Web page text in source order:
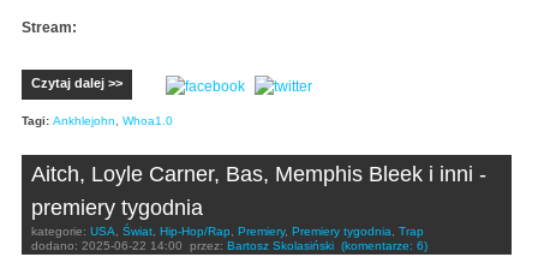
Stream:
Czytaj dalej >>
Tagi: Ankhlejohn Whoa1.0
Aitch, Loyle Carner, Bas, Memphis Bleek i inni -
premiery tygodnia
kategorie: USA Świat Hip-Hop/Rap Premiery, Premiery tygodnia
Trap
dodano: 2025-06-22 14:00 przez: Bartosz Skolasiński (komentarze: 6)